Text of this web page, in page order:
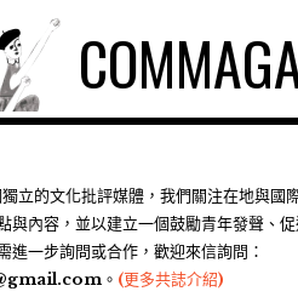
立的文化批評媒體，我們關注在地與國
與內容，並以建立一個鼓勵青年發聲、
進一步詢問或合作，歡迎來信詢問：
。 (更多共誌介紹)